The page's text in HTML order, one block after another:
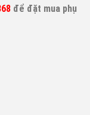
để đặt mua phụ